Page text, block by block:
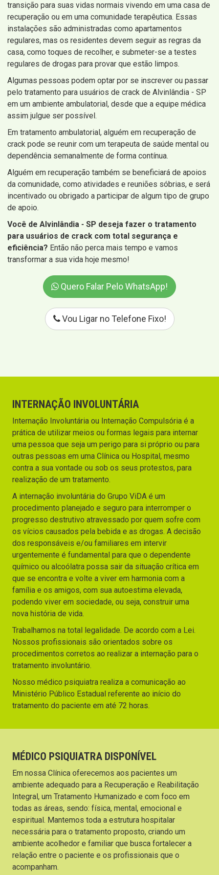
transição para suas vidas normais vivendo em uma casa de
recuperação ou em uma comunidade terapêutica. Essas
instalações são administradas como apartamentos
regulares, mas os residentes devem seguir as regras da
casa, como toques de recolher, e submeter-se a testes
regulares de drogas para provar que estão limpos.
Algumas pessoas podem optar por se inscrever ou passar
pelo tratamento para usuários de crack de Alvinlândia - SP
em um ambiente ambulatorial, desde que a equipe médica
assim julgue ser possível.
Em tratamento ambulatorial, alguém em recuperação de
crack pode se reunir com um terapeuta de saúde mental ou
dependência semanalmente de forma contínua.
Alguém em recuperação também se beneficiará de apoios
da comunidade, como atividades e reuniões sóbrias, e será
incentivado ou obrigado a participar de algum tipo de grupo
de apoio.
Você de Alvinlândia - SP deseja fazer o tratamento
para usuários de crack com total segurança e
eficiência? Então não perca mais tempo e vamos
transformar a sua vida hoje mesmo!
Quero Falar Pelo WhatsApp!
Vou Ligar no Telefone Fixo!
INTERNAÇÃO INVOLUNTÁRIA
Internação Involuntária ou Internação Compulsória é a
prática de utilizar meios ou formas legais para internar
uma pessoa que seja um perigo para si próprio ou para
outras pessoas em uma Clínica ou Hospital, mesmo
contra a sua vontade ou sob os seus protestos, para
realização de um tratamento.
A internação involuntária do Grupo ViDA é um
procedimento planejado e seguro para interromper o
progresso destrutivo atravessado por quem sofre com
os vícios causados pela bebida e as drogas. A decisão
dos responsáveis e/ou familiares em intervir
urgentemente é fundamental para que o dependente
químico ou alcoólatra possa sair da situação crítica em
que se encontra e volte a viver em harmonia com a
família e os amigos, com sua autoestima elevada,
podendo viver em sociedade, ou seja, construir uma
nova história de vida.
Trabalhamos na total legalidade. De acordo com a Lei.
Nossos profissionais são orientados sobre os
procedimentos corretos ao realizar a internação para o
tratamento involuntário.
Nosso médico psiquiatra realiza a comunicação ao
Ministério Público Estadual referente ao início do
tratamento do paciente em até 72 horas.
MÉDICO PSIQUIATRA DISPONÍVEL
Em nossa Clínica oferecemos aos pacientes um
ambiente adequado para a Recuperação e Reabilitação
Integral, um Tratamento Humanizado e com foco em
todas as áreas, sendo: física, mental, emocional e
espiritual. Mantemos toda a estrutura hospitalar
necessária para o tratamento proposto, criando um
ambiente acolhedor e familiar que busca fortalecer a
relação entre o paciente e os profissionais que o
acompanham.